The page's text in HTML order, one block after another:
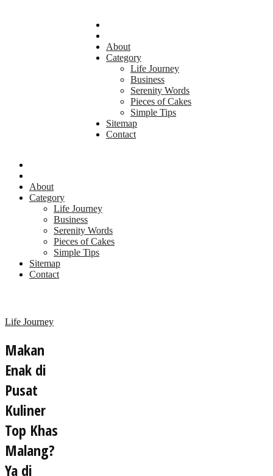
About
Category
Life Journey
Business
Serenity Words
Pieces of Cakes
Simple Tips
Sitemap
Contact
About
Category
Life Journey
Business
Serenity Words
Pieces of Cakes
Simple Tips
Sitemap
Contact
Life Journey
Makan
Enak di
Pusat
Kuliner
Top Khas
Malang?
Ya di